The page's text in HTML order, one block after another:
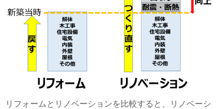
リフォームとリノベーションを比較すると、リノベーシ